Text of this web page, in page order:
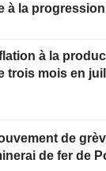
à la
à la
trois mois en
de
de fer de